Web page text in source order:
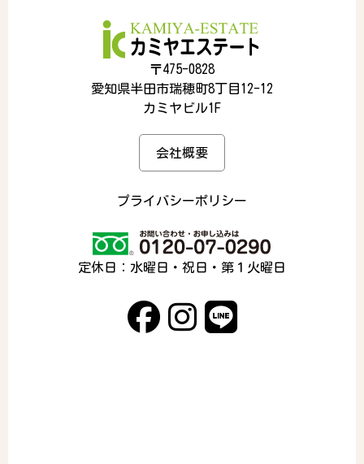
〒475-0828
愛知県半田市瑞穂町8丁目12-12
カミヤビル1F
会社概要
プライバシーポリシー
定休日：水曜日・祝日・第１火曜日